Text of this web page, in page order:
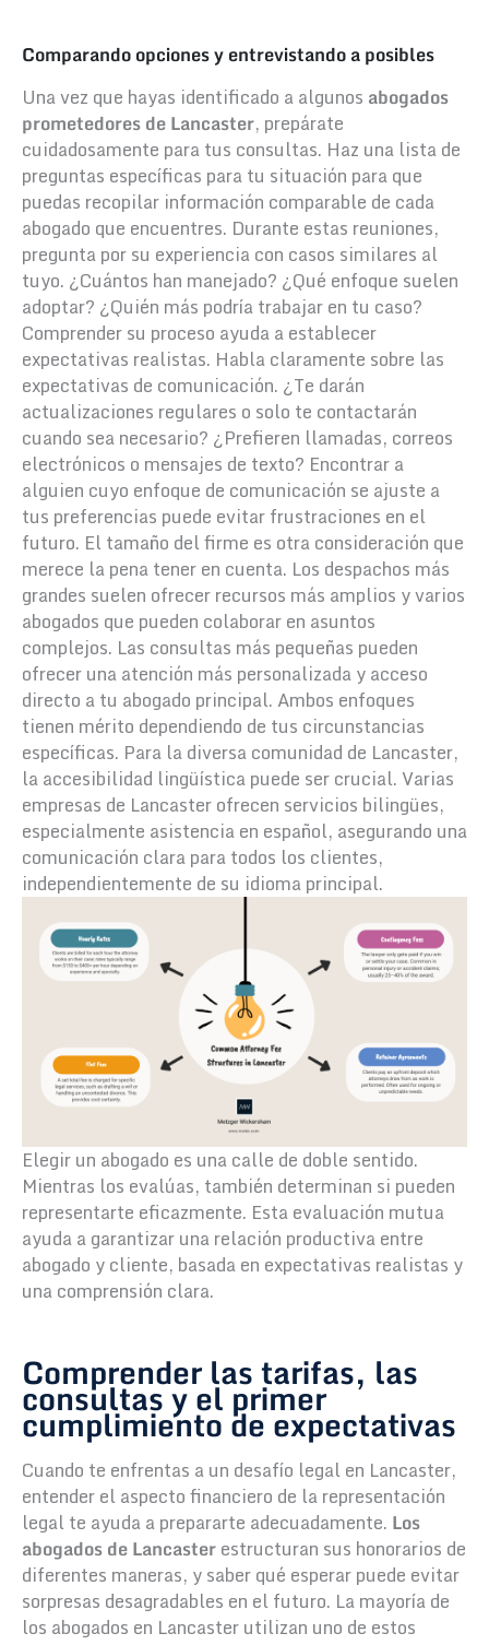
Comparando opciones y entrevistando a posibles
Una vez que hayas identificado a algunos abogados
prometedores de Lancaster, prepárate
cuidadosamente para tus consultas. Haz una lista de
preguntas específicas para tu situación para que
puedas recopilar información comparable de cada
abogado que encuentres. Durante estas reuniones,
pregunta por su experiencia con casos similares al
tuyo. ¿Cuántos han manejado? ¿Qué enfoque suelen
adoptar? ¿Quién más podría trabajar en tu caso?
Comprender su proceso ayuda a establecer
expectativas realistas. Habla claramente sobre las
expectativas de comunicación. ¿Te darán
actualizaciones regulares o solo te contactarán
cuando sea necesario? ¿Prefieren llamadas, correos
electrónicos o mensajes de texto? Encontrar a
alguien cuyo enfoque de comunicación se ajuste a
tus preferencias puede evitar frustraciones en el
futuro. El tamaño del firme es otra consideración que
merece la pena tener en cuenta. Los despachos más
grandes suelen ofrecer recursos más amplios y varios
abogados que pueden colaborar en asuntos
complejos. Las consultas más pequeñas pueden
ofrecer una atención más personalizada y acceso
directo a tu abogado principal. Ambos enfoques
tienen mérito dependiendo de tus circunstancias
específicas. Para la diversa comunidad de Lancaster,
la accesibilidad lingüística puede ser crucial. Varias
empresas de Lancaster ofrecen servicios bilingües,
especialmente asistencia en español, asegurando una
comunicación clara para todos los clientes,
independientemente de su idioma principal.
Elegir un abogado es una calle de doble sentido.
Mientras los evalúas, también determinan si pueden
representarte eficazmente. Esta evaluación mutua
ayuda a garantizar una relación productiva entre
abogado y cliente, basada en expectativas realistas y
una comprensión clara.
Comprender las tarifas, las
consultas y el primer
cumplimiento de expectativas
Cuando te enfrentas a un desafío legal en Lancaster,
entender el aspecto financiero de la representación
legal te ayuda a prepararte adecuadamente. Los
abogados de Lancasterestructuran sus honorarios de
diferentes maneras, y saber qué esperar puede evitar
sorpresas desagradables en el futuro. La mayoría de
los abogados en Lancaster utilizan uno de estos